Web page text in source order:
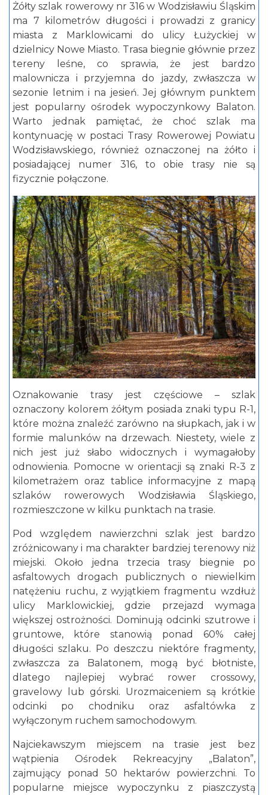
Żółty szlak rowerowy nr 316 w Wodzisławiu Śląskim
ma 7 kilometrów długości i prowadzi z granicy
miasta z Marklowicami do ulicy Łużyckiej w
dzielnicy Nowe Miasto. Trasa biegnie głównie przez
tereny leśne, co sprawia, że jest bardzo
malownicza i przyjemna do jazdy, zwłaszcza w
sezonie letnim i na jesień. Jej głównym punktem
jest popularny ośrodek wypoczynkowy Balaton.
Warto jednak pamiętać, że choć szlak ma
kontynuację w postaci Trasy Rowerowej Powiatu
Wodzisławskiego, również oznaczonej na żółto i
posiadającej numer 316, to obie trasy nie są
fizycznie połączone.
Oznakowanie trasy jest częściowe – szlak
oznaczony kolorem żółtym posiada znaki typu R-1,
które można znaleźć zarówno na słupkach, jak i w
formie malunków na drzewach. Niestety, wiele z
nich jest już słabo widocznych i wymagałoby
odnowienia. Pomocne w orientacji są znaki R-3 z
kilometrażem oraz tablice informacyjne z mapą
szlaków rowerowych Wodzisławia Śląskiego,
rozmieszczone w kilku punktach na trasie.
Pod względem nawierzchni szlak jest bardzo
zróżnicowany i ma charakter bardziej terenowy niż
miejski. Około jedna trzecia trasy biegnie po
asfaltowych drogach publicznych o niewielkim
natężeniu ruchu, z wyjątkiem fragmentu wzdłuż
ulicy Marklowickiej, gdzie przejazd wymaga
większej ostrożności. Dominują odcinki szutrowe i
gruntowe, które stanowią ponad 60% całej
długości szlaku. Po deszczu niektóre fragmenty,
zwłaszcza za Balatonem, mogą być błotniste,
dlatego najlepiej wybrać rower crossowy,
gravelowy lub górski. Urozmaiceniem są krótkie
odcinki po chodniku oraz asfaltówka z
wyłączonym ruchem samochodowym.
Najciekawszym miejscem na trasie jest bez
wątpienia Ośrodek Rekreacyjny „Balaton”,
zajmujący ponad 50 hektarów powierzchni. To
popularne miejsce wypoczynku z piaszczystą